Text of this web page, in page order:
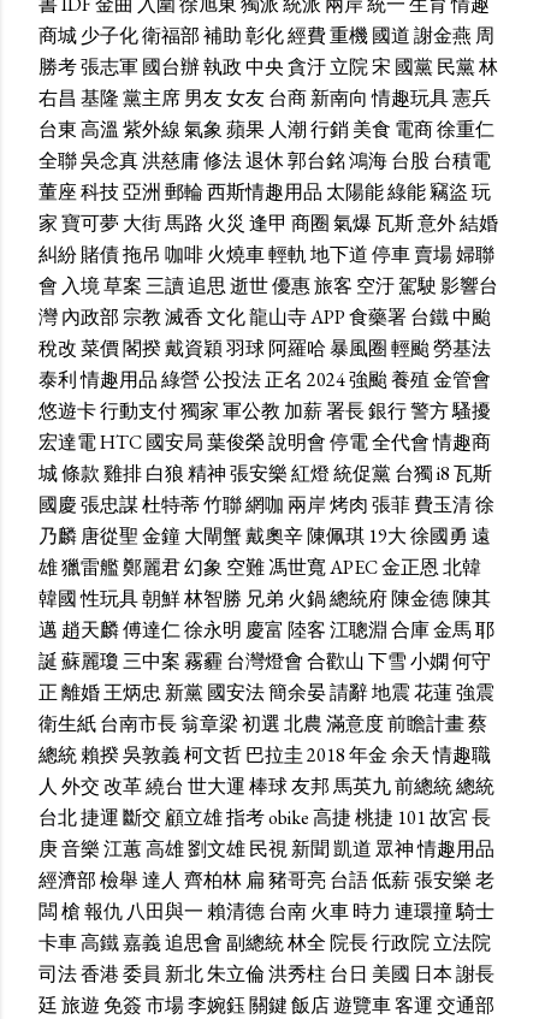
商城少子化衛福部補助彰化經費重機國道謝金燕 周
勝考張志軍國台辦執政中央貪汙立院宋 國黨民黨林
右昌 基隆黨主席男友女友台商新南向 情趣玩具憲兵
台東高溫 紫外線氣象蘋果 人潮行銷美食 電商徐重仁
全聯吳念真洪慈庸修法退休郭台銘鴻海台股 台積電
董座科技亞洲郵輪西斯情趣用品 太陽能綠能竊盜玩
家寶可夢大街馬路 火災 逢甲 商圈氣爆瓦斯意外結婚
糾紛賭債拖吊 咖啡火燒車輕軌地下道停車賣場婦聯
會 入境草案三讀追思逝世優惠旅客 空汙駕駛影響台
灣內政部宗教滅香文化龍山寺APP食藥署台鐵中颱
稅改菜價閣揆戴資穎羽球阿羅哈暴風圈輕颱勞基法
泰利情趣用品綠營公投法正名 2024強颱養殖金管會
悠遊卡行動支付獨家軍公教 加薪署長銀行警方騷擾
宏達電HTC國安局葉俊榮說明會停電全代會情趣商
城條款雞排白狼精神張安樂紅燈統促黨台獨i8瓦斯
國慶張忠謀杜特蒂竹聯網咖 兩岸烤肉張菲費玉清徐
乃麟唐從聖金鐘大閘蟹戴奧辛陳佩琪 19大徐國勇 遠
雄獵雷艦鄭麗君幻象 空難馮世寬APEC金正恩北韓
韓國性玩具朝鮮林智勝 兄弟 火鍋總統府陳金德陳其
邁 趙天麟傅達仁徐永明 慶富 陸客江聰淵合庫金馬耶
誕蘇麗瓊三中案霧霾 台灣燈會合歡山下雪小嫻何守
正離婚王炳忠 新黨國安法簡余晏請辭地震花蓮強震
衛生紙台南市長翁章梁初選北農滿意度前瞻計畫蔡
總統賴揆吳敦義柯文哲巴拉圭2018年金余天情趣職
人 外交改革繞台 世大運棒球友邦馬英九前總統總統
台北捷運斷交 顧立雄指考obike高捷桃捷 101故宮長
庚音樂江蕙高雄劉文雄民視新聞凱道 眾神情趣用品
經濟部檢舉達人 齊柏林 扁豬哥亮台語低薪張安樂老
闆槍報仇 八田與一賴清德台南火車時力 連環撞騎士
卡車高鐵嘉義追思會副總統林全院長行政院立法院
司法香港委員 新北朱立倫洪秀柱 台日 美國 日本謝長
廷旅遊 免簽市場李婉鈺關鍵飯店遊覽車客運交通部